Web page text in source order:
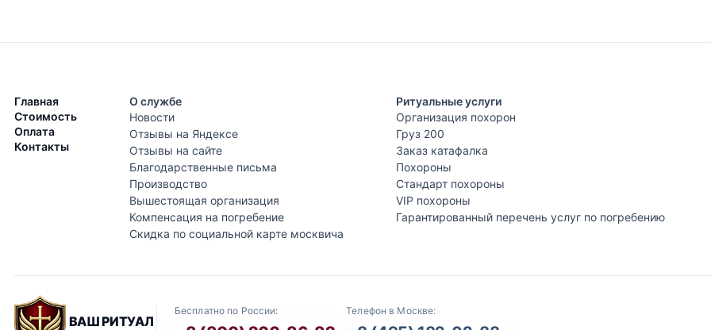
Главная
Стоимость
Оплата
Контакты
О службе
Новости
Отзывы на Яндексе
Отзывы на сайте
Благодарственные письма
Производство
Вышестоящая организация
Компенсация на погребение
Скидка по социальной карте москвича
Ритуальные услуги
Организация похорон
Груз 200
Заказ катафалка
Похороны
Стандарт похороны
VIP похороны
Гарантированный перечень услуг по погребению
ВАШ РИТУАЛ
Бесплатно по России: Телефон в Москве: